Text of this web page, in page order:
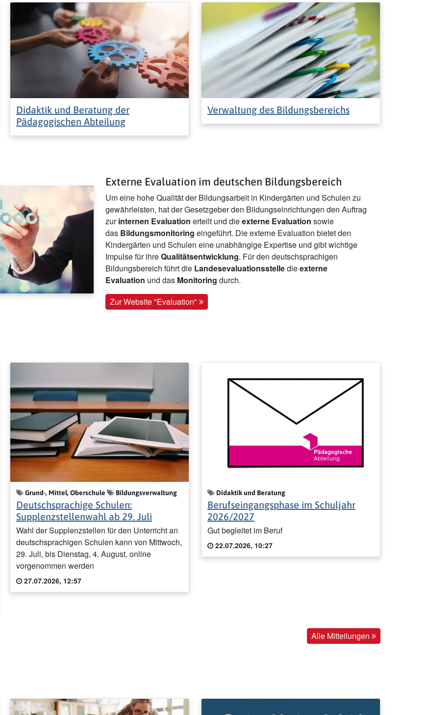
Didaktik und Beratung der
Pädagogischen Abteilung
Verwaltung des Bildungsbereichs
Externe Evaluation im deutschen Bildungsbereich
Um eine hohe Qualität der Bildungsarbeit in Kindergärten und Schulen zu
gewährleisten, hat der Gesetzgeber den Bildungseinrichtungen den Auftrag
zurinternen Evaluation erteilt und dieexterne Evaluation sowie
das Bildungsmonitoring eingeführt. Die externe Evaluation bietet den
Kindergärten und Schulen eine unabhängige Expertise und gibt wichtige
Impulse für ihreQualitätsentwicklung. Für den deutschsprachigen
Bildungsbereich führt die Landesevaluationsstelledieexterne
Evaluation und das Monitoring durch.
Zur Website "Evaluation"
Grund-, Mittel, Oberschule Bildungsverwaltung
Deutschsprachige Schulen:
Supplenzstellenwahl ab 29. Juli
Wahl der Supplenzstellen für den Unterricht an
deutschsprachigen Schulen kann von Mittwoch,
29. Juli, bis Dienstag, 4. August, online
vorgenommen werden
27.07.2026, 12:57
Didaktik und Beratung
Berufseingangsphase im Schuljahr
2026/2027
Gut begleitet im Beruf
22.07.2026, 10:27
Alle Mitteilungen